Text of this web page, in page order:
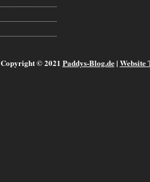
Copyright © 2021 Paddys-Blog.de| Website